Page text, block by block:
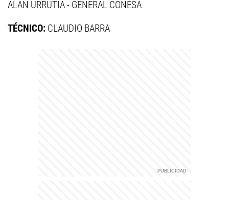
ALAN URRUTIA - GENERAL CONESA
TÉCNICO: CLAUDIO BARRA